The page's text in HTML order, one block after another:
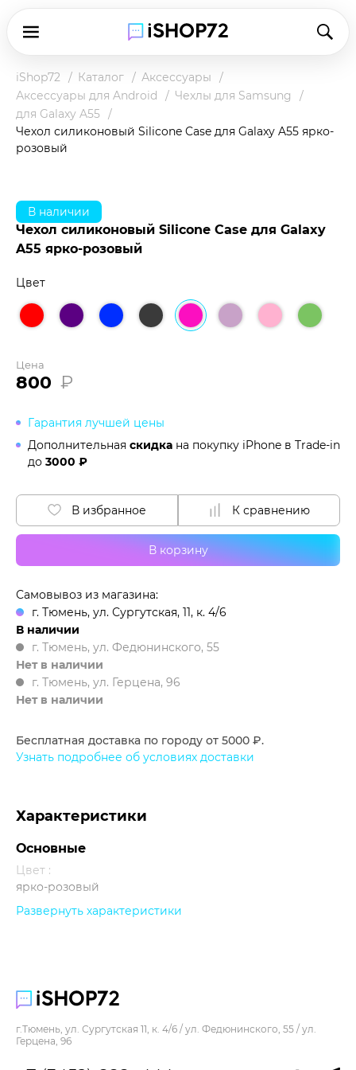
iShop72 Каталог
Аксессуары
Аксессуары для Android
Чехлы для Samsung
для Galaxy A55
Чехол силиконовый Silicone Case для Galaxy A55 ярко-
розовый
В наличии
Чехол силиконовый Silicone Case для Galaxy
A55 ярко-розовый
Цвет
Цена
800 ₽
Гарантия лучшей цены
Дополнительная скидка на покупку iPhone в Trade-in
до 3000 ₽
В корзину
В избранное К сравнению
Самовывоз из магазина:
г. Тюмень, ул. Сургутская, 11, к. 4/6
В наличии
г. Тюмень, ул. Федюнинского, 55
Нет в наличии
г. Тюмень, ул. Герцена, 96
Нет в наличии
Бесплатная доставка по городу от 5000 ₽.
Узнать подробнее об условиях доставки
Характеристики
Основные
Цвет :
ярко-розовый
Прочее
Развернуть характеристики
г.Тюмень, ул. Сургутская 11, к. 4/6 / ул. Федюнинского, 55 / ул.
Герцена, 96